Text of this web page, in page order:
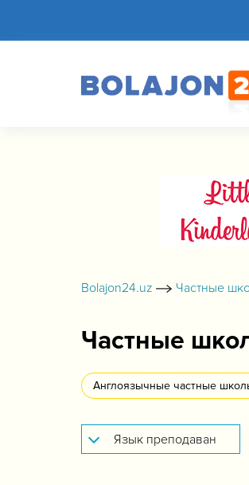
Bolajon24.uz Частные
Частные
Англоязычные частные